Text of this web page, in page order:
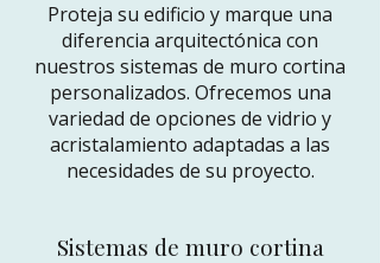
Proteja su edificio y marque una
diferencia arquitectónica con
nuestros sistemas de muro cortina
personalizados. Ofrecemos una
variedad de opciones de vidrio y
acristalamiento adaptadas a las
necesidades de su proyecto.
Sistemas de muro cortina